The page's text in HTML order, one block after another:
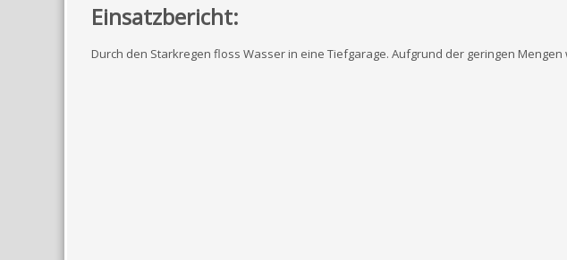
Einsatzbericht:
Durch den Starkregen floss Wasser in eine Tiefgarage. Aufgrund der geringen